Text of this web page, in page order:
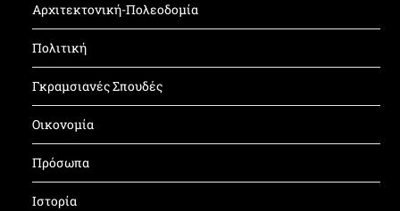
Αρχιτεκτονική-Πολεοδομία
Πολιτική
Γκραμσιανές Σπουδές
Οικονομία
Πρόσωπα
Ιστορία